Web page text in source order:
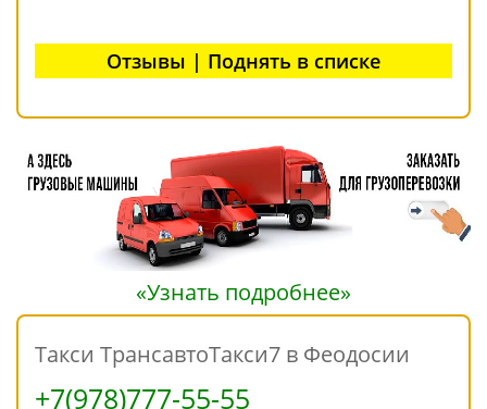
Отзывы | Поднять в списке
«Узнать подробнее»
Такси ТрансавтоТакси7 в Феодосии
+7(978)777-55-55